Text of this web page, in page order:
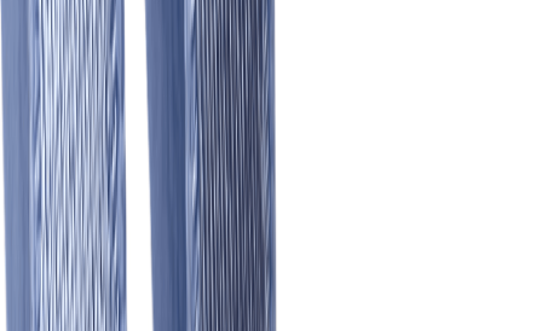
Швейная фурнитура
товаров